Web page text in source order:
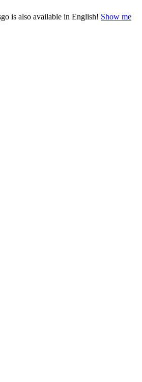
is also available in English! Show me